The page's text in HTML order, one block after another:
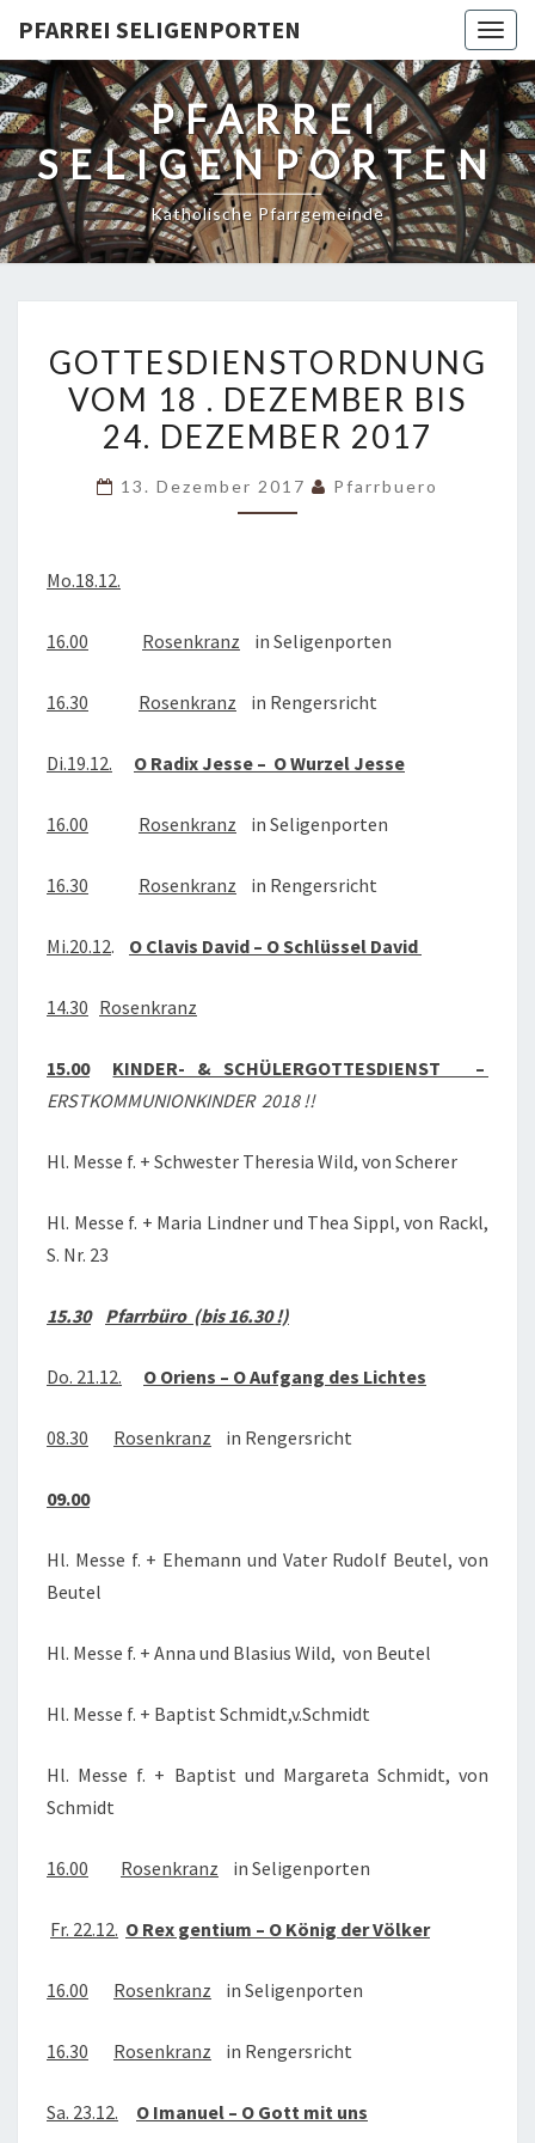
PFARREI SELIGENPORTEN
PFARREI
SELIGENPORTEN
Katholische Pfarrgemeinde
VOM
18
.
BIS
GOTTESDIENSTORDNUNG
VOM 18 . DEZEMBER BIS
24. DEZEMBER 2017
13. Dezember 2017 Pfarrbuero
Mo.18.12.
16.00 Rosenkranz in Seligenporten
16.30 Rosenkranz in Rengersricht
Di.19.12. O Radix Jesse – O Wurzel Jesse
16.00 Rosenkranz in Seligenporten
16.30 Rosenkranz in Rengersricht
Mi.20.12. O Clavis David – O Schlüssel David
14.30 Rosenkranz
15.00
KINDER- & SCHÜLERGOTTESDIENST –
ERSTKOMMUNIONKINDER 2018 !!
Hl. Messe f. + Schwester Theresia Wild, von Scherer
Hl. Messe f. + Maria Lindner und Thea Sippl, von Rackl,
S. Nr. 23
15.30 Pfarrbüro (bis 16.30 !)
Do. 21.12. O Oriens – O Aufgang des Lichtes
08.30 Rosenkranz in Rengersricht
09.00
Hl. Messe f. + Ehemann und Vater Rudolf Beutel, von
Beutel
Hl. Messe f. + Anna und Blasius Wild, von Beutel
Hl. Messe f. + Baptist Schmidt,v.Schmidt
Hl. Messe f. + Baptist und Margareta Schmidt, von
Schmidt
16.00 Rosenkranz in Seligenporten
Fr. 22.12. O Rex gentium – O König der Völker
16.00 Rosenkranz in Seligenporten
16.30 Rosenkranz in Rengersricht
Sa. 23.12. O Imanuel – O Gott mit uns